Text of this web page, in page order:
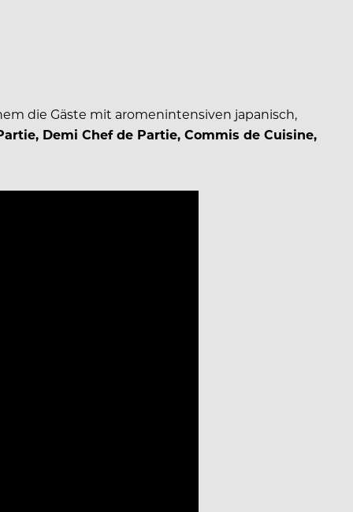
die Gäste mit aromenintensiven japanisch,
Demi Chef de Partie, Commis de Cuisine,